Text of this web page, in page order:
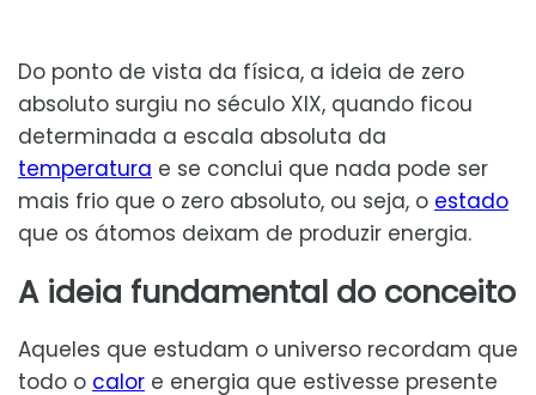
Do ponto de vista da física, a ideia de zero
absoluto surgiu no século XIX, quando ficou
determinada a escala absoluta da
temperatura e se conclui que nada pode ser
mais frio que o zero absoluto, ou seja, o estado
que os átomos deixam de produzir energia.
A ideia fundamental do conceito
Aqueles que estudam o universo recordam que
todo o calor e energia que estivesse presente